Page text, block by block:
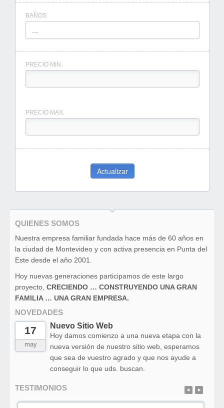
BAÑOS
PRECIO MIN.
PRECIO MAX.
Actualizar
QUIENES SOMOS
Nuestra empresa familiar fundada hace más de 60 años en
la ciudad de Montevideo y con activa presencia en Punta del
Este desde el año 2001.
Hoy nuevas generaciones participamos de este largo
proyecto, CRECIENDO … CONSTRUYENDO UNA GRAN
FAMILIA … UNA GRAN EMPRESA.
NOVEDADES
17
may
Nuevo Sitio Web
Hoy damos comienzo a una nueva etapa con la
nueva versión de nuestro sitio web, esperamos
que sea de vuestro agrado y que nos ayude a
conseguir lo que uds. buscan.
TESTIMONIOS